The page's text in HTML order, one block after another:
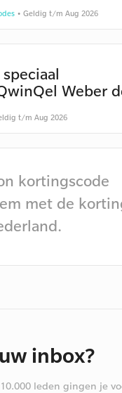
• Geldig t/m Aug 2026
Weber
t/m Aug 2026
kortingscode
met de
inbox?
leden gingen je